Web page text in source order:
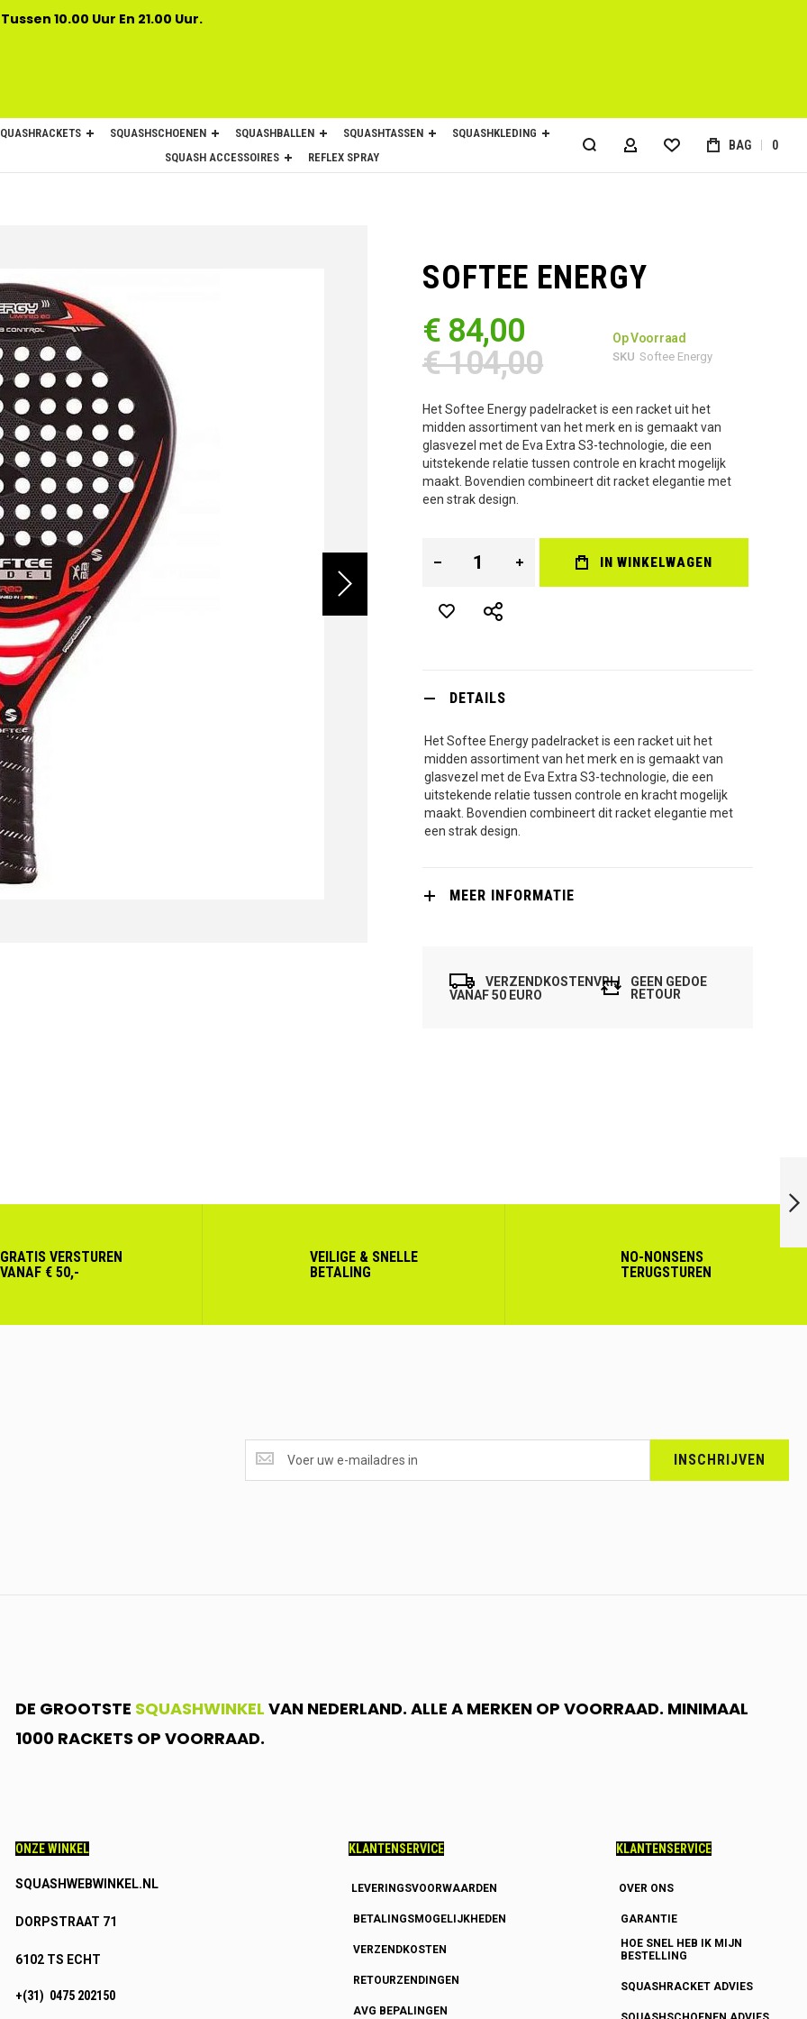
10.00 Uur En 21.00 Uur.
SQUASHSCHOENEN SQUASHBALLEN SQUASHTASSEN
SQUASHKLEDING
SQUASH ACCESSOIRES
REFLEX SPRAY ACCOUNT BAG 0
SOFTEE ENERGY
€ 84,00
€ 104,00
Op Voorraad
SKU Softee Energy
Het Softee Energy padelracket is een racket uit het
midden assortiment van het merk en is gemaakt van
glasvezel met de Eva Extra S3-technologie, die een
uitstekende relatie tussen controle en kracht mogelijk
maakt. Bovendien combineert dit racket elegantie met
een strak design.
IN WINKELWAGEN
DETAILS
Het Softee Energy padelracket is een racket uit het
midden assortiment van het merk en is gemaakt van
glasvezel met de Eva Extra S3-technologie, die een
uitstekende relatie tussen controle en kracht mogelijk
maakt. Bovendien combineert dit racket elegantie met
een strak design.
MEER INFORMATIE
VERZENDKOSTENVRIJ
VANAF 50 EURO
GEEN GEDOE
RETOUR
GRATIS VERSTUREN
VANAF € 50,-
VEILIGE & SNELLE
BETALING
NO-NONSENS
TERUGSTUREN
ONTVANGEN?
<br>SCHRIJF
INSCHRIJVEN
DE GROOTSTE SQUASHWINKEL VAN NEDERLAND. ALLE A MERKEN OP VOORRAAD. MINIMAAL
1000 RACKETS OP VOORRAAD.
ONZE WINKEL
SQUASHWEBWINKEL.NL
DORPSTRAAT 71
6102 TS ECHT
+(31) 0475 202150
KLANTENSERVICE
LEVERINGSVOORWAARDEN
BETALINGSMOGELIJKHEDEN
VERZENDKOSTEN
RETOURZENDINGEN
AVG BEPALINGEN
KLANTENSERVICE
OVER ONS
GARANTIE
HOE SNEL HEB IK MIJN
BESTELLING
SQUASHRACKET ADVIES